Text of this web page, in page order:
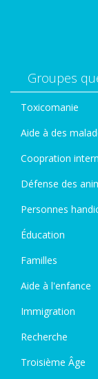
Groupes
Toxicomanie
Aide à des
Coopration
Défense des
Personnes
Éducation
Familles
Aide à l'enfance
Immigration
Recherche
Troisième Âge